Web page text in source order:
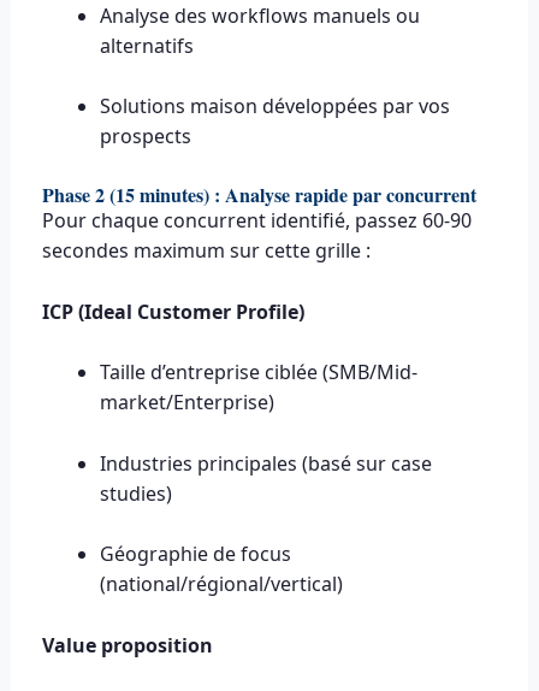
Analyse des workflows manuels ou
alternatifs
Solutions maison développées par vos
prospects
Phase 2 (15 minutes) : Analyse rapide par concurrent
Pour chaque concurrent identifié, passez 60-90
secondes maximum sur cette grille :
ICP (Ideal Customer Profile)
Taille d’entreprise ciblée (SMB/Mid-
market/Enterprise)
Industries principales (basé sur case
studies)
Géographie de focus
(national/régional/vertical)
Value proposition